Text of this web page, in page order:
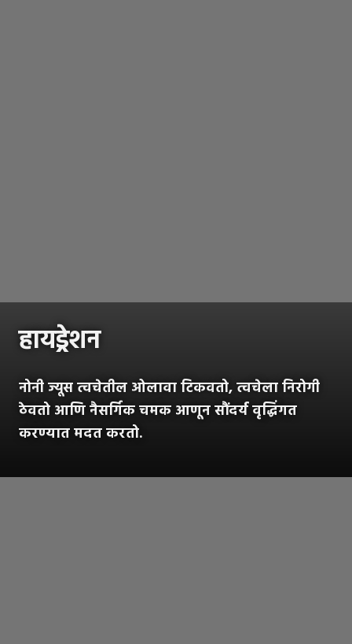
हायड्रेशन
नोनी ज्यूस त्वचेतील ओलावा टिकवतो, त्वचेला निरोगी
ठेवतो आणि नैसर्गिक चमक आणून सौंदर्य वृद्धिंगत
करण्यात मदत करतो.